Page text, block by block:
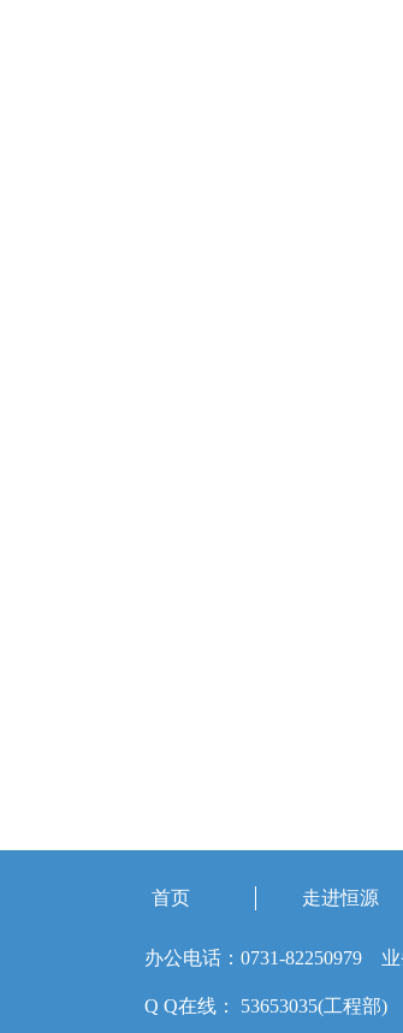
首页 走进恒源
办公电话：0731-82250979
Q Q在线： 53653035(工程部